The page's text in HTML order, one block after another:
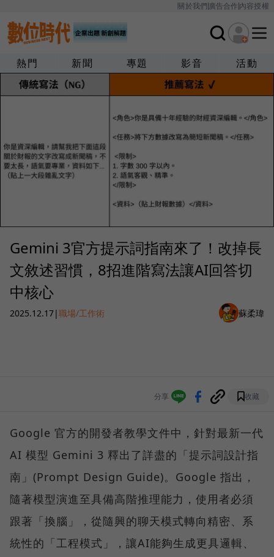
關於我們廣告合作內容授權
熱門 新聞 專題 影音 活動
Gemini 3官方提示詞指南來了！改掉長
文敘述習慣，8招進階寫法讓AI回答切
中核心
2025.12.17|職場/工作術 蘇柔瑋
分享 收藏
Google 官方的開發者教學文件中，針對最新一代
AI 模型 Gemini 3 釋出了詳盡的「提示詞設計指
南」(Prompt Design Guide)。Google 指出，
隨著模型演進至具備高階推理能力，使用者必須
跟著「換腦」，從隨興的聊天模式轉向精密、系
統性的「工程模式」，讓AI能夠生成更具邏輯、